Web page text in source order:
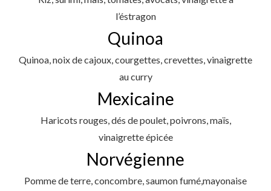
l’éstragon
Quinoa
Quinoa, noix de cajoux, courgettes, crevettes, vinaigrette
au curry
Mexicaine
Haricots rouges, dés de poulet, poivrons, maïs,
vinaigrette épicée
Norvégienne
Pomme de terre, concombre, saumon fumé,mayonaise